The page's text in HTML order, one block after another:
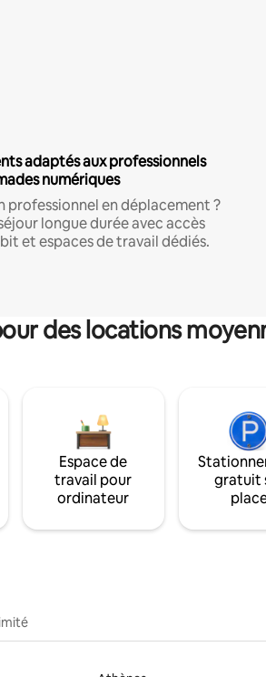
adaptés aux professionnels
numériques
professionnel en déplacement ?
longue durée avec accès
et espaces de travail dédiés.
des locations
Espace de
travail pour
ordinateur
gratuit